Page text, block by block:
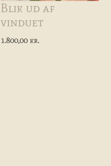
Blik ud af
vinduet
1.800,00 kr.